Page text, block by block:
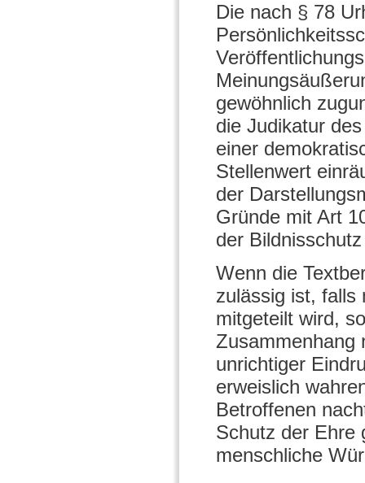
Die nach § 78
gewöhnlich
die Judikatur
einer
Stellenwert
der
Gründe mit Art
der
Wenn die
zulässig ist, falls
mitgeteilt wird,
Zusammenhang
unrichtiger
erweislich
Betroffenen
Schutz der Ehre
menschliche